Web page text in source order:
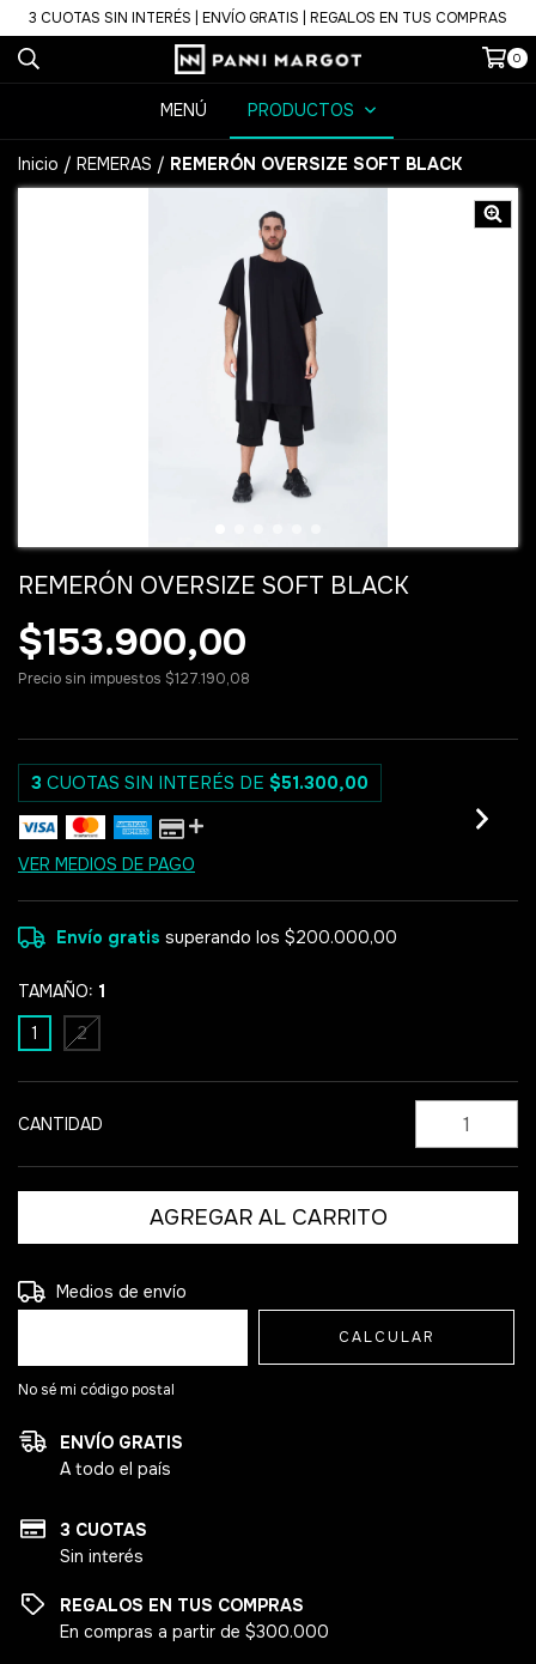
3 CUOTAS SIN INTERÉS | ENVÍO GRATIS | REGALOS EN TUS COMPRAS
0
MENÚ PRODUCTOS
Inicio / REMERAS / REMERÓN OVERSIZE SOFT BLACK
REMERÓN OVERSIZE SOFT BLACK
$153.900,00
Precio sin impuestos $127.190,08
3 CUOTAS SIN INTERÉS DE $51.300,00
VER MEDIOS DE PAGO
Envío gratis superando los$200.000,00
TAMAÑO: 1
1
2
CANTIDAD
Entregas para el CP:
Medios de envío
CALCULAR
No sé mi código postal
ENVÍO GRATIS
A todo el país
3 CUOTAS
Sin interés
REGALOS EN TUS COMPRAS
En compras a partir de $300.000